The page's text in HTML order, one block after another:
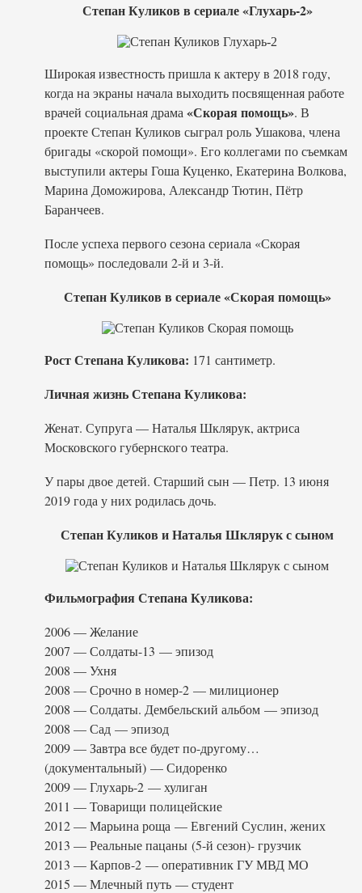
Степан Куликов в сериале «Глухарь-2»
Широкая известность пришла к актеру в 2018 году,
когда на экраны начала выходить посвященная работе
врачей социальная драма «Скорая помощь». В
проекте Степан Куликов сыграл роль Ушакова, члена
бригады «скорой помощи». Его коллегами по съемкам
выступили актеры Гоша Куценко, Екатерина Волкова,
Марина Доможирова, Александр Тютин, Пётр
Баранчеев.
После успеха первого сезона сериала «Скорая
помощь» последовали 2-й и 3-й.
Степан Куликов в сериале «Скорая помощь»
Рост Степана Куликова: 171 сантиметр.
Личная жизнь Степана Куликова:
Женат. Супруга — Наталья Шклярук, актриса
Московского губернского театра.
У пары двое детей. Старший сын — Петр. 13 июня
2019 года у них родилась дочь.
Степан Куликов и Наталья Шклярук с сыном
Фильмография Степана Куликова:
2006 — Желание
2007 — Солдаты-13 — эпизод
2008 — Ухня
2008 — Срочно в номер-2 — милиционер
2008 — Солдаты. Дембельский альбом — эпизод
2008 — Сад — эпизод
2009 — Завтра все будет по-другому…
(документальный) — Сидоренко
2009 — Глухарь-2 — хулиган
2011 — Товарищи полицейские
2012 — Марьина роща — Евгений Суслин, жених
2013 — Реальные пацаны (5-й сезон)- грузчик
2013 — Карпов-2 — оперативник ГУ МВД МО
2015 — Млечный путь — студент